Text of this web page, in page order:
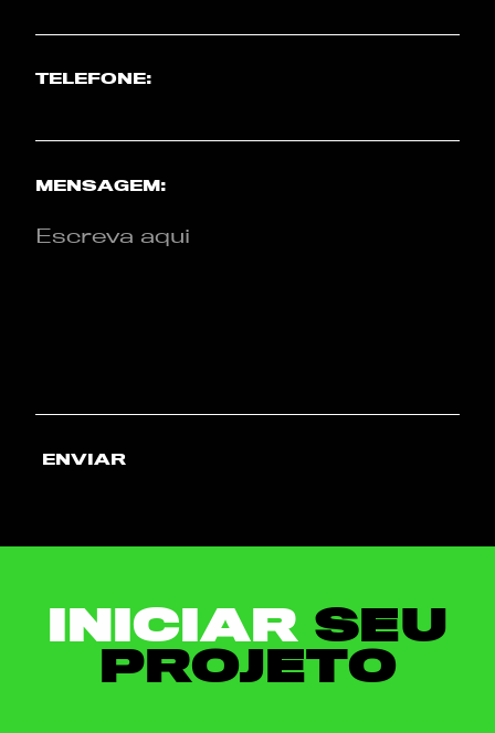
TELEFONE:
MENSAGEM:
ENVIAR
INICIAR SEU
PROJETO